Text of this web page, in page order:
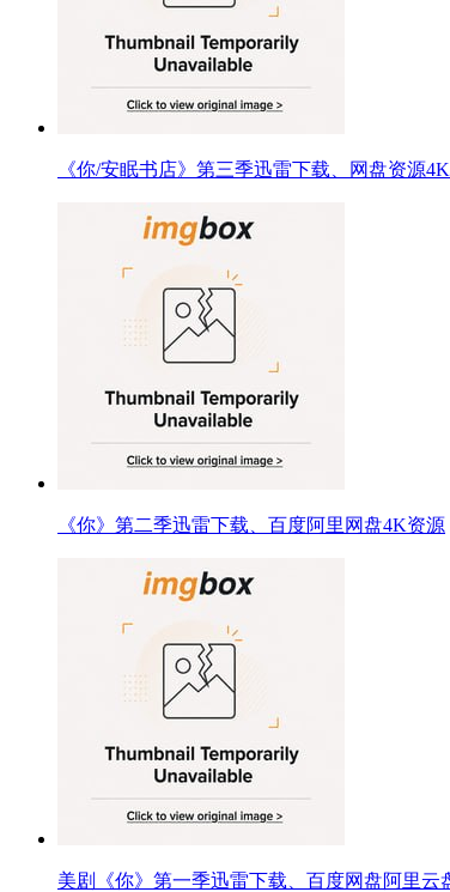
《你/安眠书店》第三季迅雷下载、网盘资源
《你》第二季迅雷下载、百度阿里网盘4K资源
美剧《你》第一季迅雷下载、百度网盘阿里云